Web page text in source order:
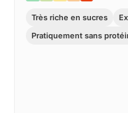
Très riche en sucres
Pratiquement sans